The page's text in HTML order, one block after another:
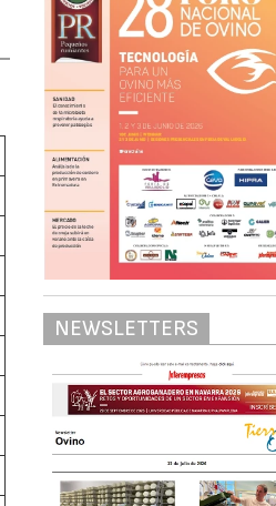
NEWSLETTERS